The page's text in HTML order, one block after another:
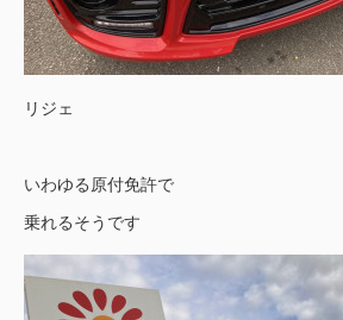
リジェ
いわゆる原付免許で
乗れるそうです